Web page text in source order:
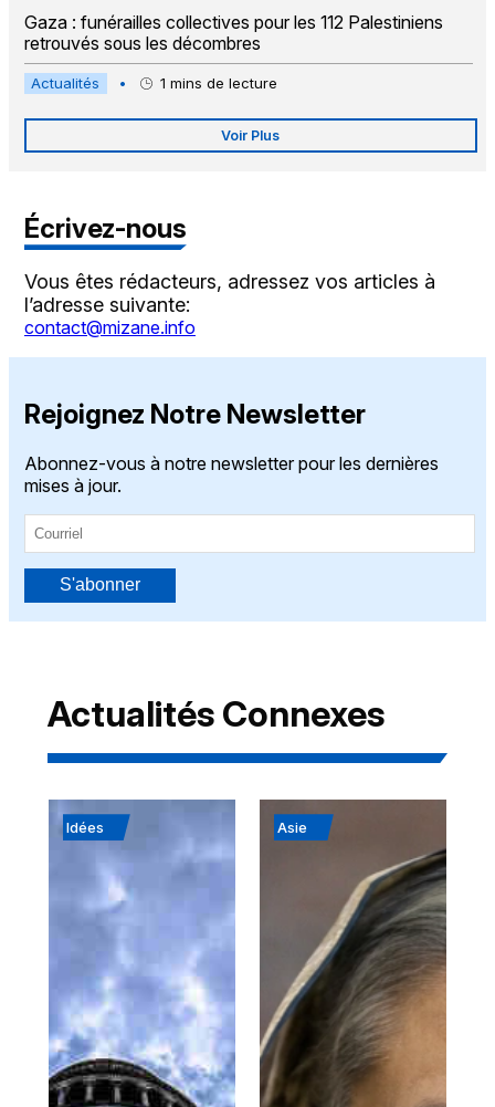
Gaza : funérailles collectives pour les 112 Palestiniens
retrouvés sous les décombres
Actualités • 1 mins de lecture
Voir Plus
Écrivez-nous
Vous êtes rédacteurs, adressez vos articles à
l’adresse suivante:
contact@mizane.info
Rejoignez Notre Newsletter
Abonnez-vous à notre newsletter pour les dernières
mises à jour.
S'abonner
Actualités Connexes
Idées Asie